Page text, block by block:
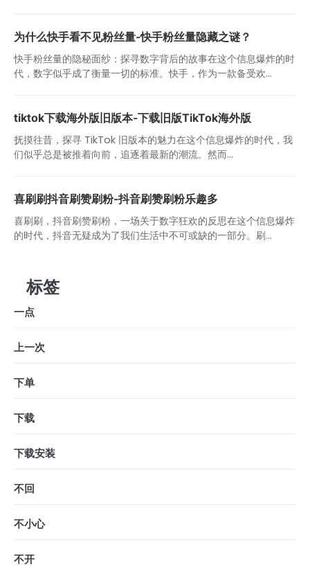
为什么快手看不见粉丝量-快手粉丝量隐藏之谜？
快手粉丝量的隐秘面纱：探寻数字背后的故事在这个信息爆炸的时
代，数字似乎成了衡量一切的标准。快手，作为一款备受欢...
tiktok下载海外版旧版本-下载旧版TikTok海外版
抚摸往昔，探寻 TikTok 旧版本的魅力在这个信息爆炸的时代，我
们似乎总是被推着向前，追逐着最新的潮流。然而...
喜刷刷抖音刷赞刷粉-抖音刷赞刷粉乐趣多
喜刷刷，抖音刷赞刷粉，一场关于数字狂欢的反思在这个信息爆炸
的时代，抖音无疑成为了我们生活中不可或缺的一部分。刷...
标签
一点
上一次
下单
下载
下载安装
不回
不小心
不开